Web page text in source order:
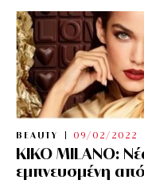
BEAUTY 09/02/2022
KIKO MILANO:
εμπνευσμένη